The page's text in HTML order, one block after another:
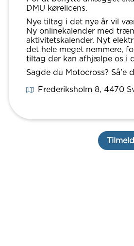
DMU kørelicens.
Nye tiltag i det nye år vil
Ny onlinekalender med
aktivitetskalender. Nyt
det hele meget nemmere,
tiltag der kan afhjælpe os i
Sagde du Motocross? Så'e
Frederiksholm 8, 4470